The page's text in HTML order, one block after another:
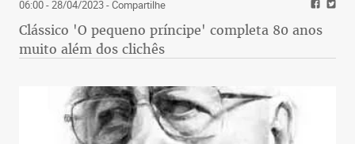
06:00 - 28/04/2023- Compartilhe
Clássico 'O pequeno príncipe' completa 80 anos
muito além dos clichês